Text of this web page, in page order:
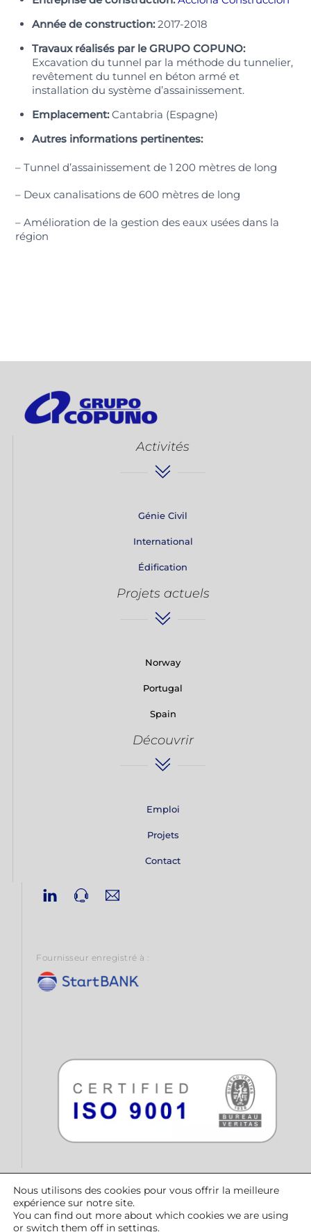
Année de construction:2017-2018
Travaux réalisés par le GRUPO COPUNO:
Excavation du tunnel par la méthode du tunnelier,
revêtement du tunnel en béton armé et
installation du système d’assainissement.
Emplacement:Cantabria (Espagne)
Autres informations pertinentes:
– Tunnel d’assainissement de 1 200 mètres de long
– Deux canalisations de 600 mètres de long
– Amélioration de la gestion des eaux usées dans la
région
Nous utilisons des cookies pour vous offrir la meilleure
expérience sur notre site.
You can find out more about which cookies we are using
or switch them off in settings.
Activités
Génie Civil
International
Édification
Projets actuels
Norway
Portugal
Spain
Découvrir
Emploi
Projets
Contact
Linkedin
Fournisseur enregistré à :
© CONTRATAS PÚBLICAS DEL NORTE, SLU | Copyright 2023 |
Tous droits réservés